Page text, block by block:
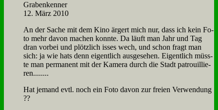
Gra­ben­ken­ner
12. März 2010
An der Sa­che mit dem Ki­no är­gert mich nur, dass ich kein Fo­
to mehr da­von ma­chen konn­te. Da läuft man Jahr und Tag
dran vor­bei und plötz­lich is­ses wech, und schon fragt man
sich: ja wie hats denn ei­gent­lich aus­ge­se­hen. Ei­gent­lich müss­
te man per­ma­nent mit der Ka­me­ra durch die Stadt pa­trouil­lie­
ren........
Hat je­mand evtl. noch ein Fo­to da­von zur frei­en Ver­wen­dung
??